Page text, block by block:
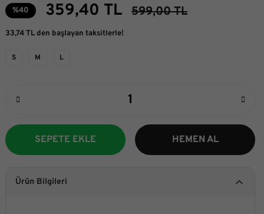
%40 359,40 TL 599,00 TL
33,74 TL den başlayan taksitlerle!
S M L
SEPETE EKLE HEMEN AL
Ürün Bilgileri